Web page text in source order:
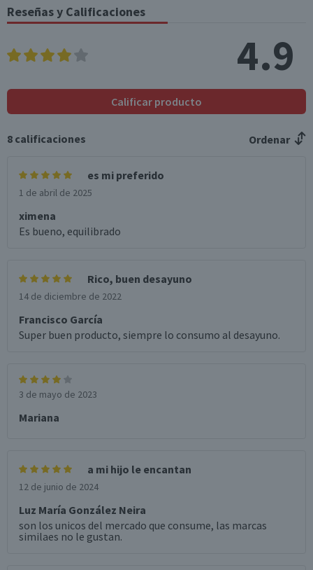
Reseñas y Calificaciones
4.9
Calificar producto
8 calificaciones Ordenar
es mi preferido
1 de abril de 2025
ximena
Es bueno, equilibrado
Rico, buen desayuno
14 de diciembre de 2022
Francisco García
Super buen producto, siempre lo consumo al desayuno.
3 de mayo de 2023
Mariana
a mi hijo le encantan
12 de junio de 2024
Luz María González Neira
son los unicos del mercado que consume, las marcas
similaes no le gustan.